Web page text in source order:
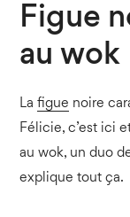
Figue
au wok
Lafigue noire
Félicie, c’est ici
au wok, un duo
explique tout ça.